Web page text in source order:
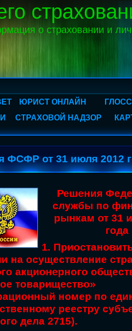
о страховании и
ЮРИСТ ОНЛАЙН
СТРАХОВОЙ НАДЗОР
ФСФР от 31 июля 2012
Решения
службы по
рынкам от 31
года
1.
на осуществление
акционерного
товарищество»
номер по
реестру
дела 2715).